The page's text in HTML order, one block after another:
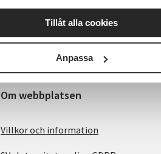
Tillåt alla cookies
Anpassa
till demokrati och
hållbar utveckling för
Om webbplatsen
Villkor och information